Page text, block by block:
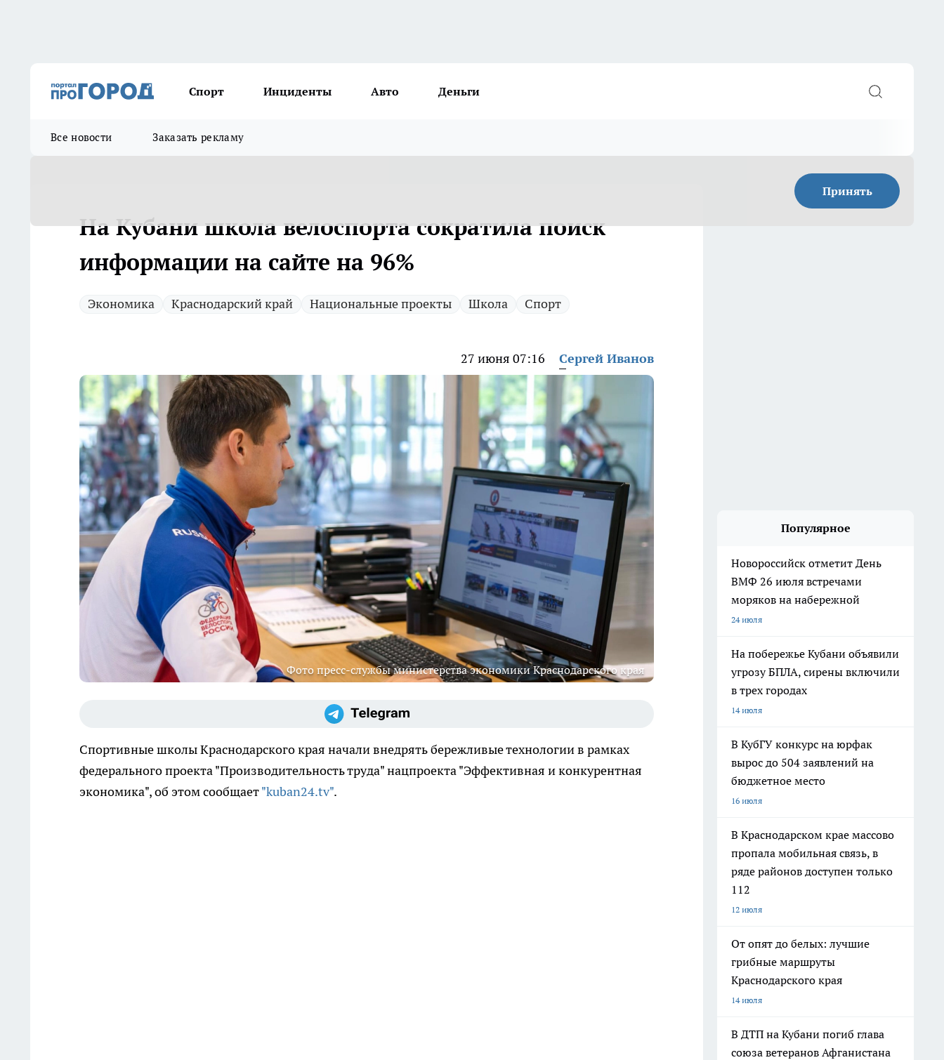
Спорт Инциденты Авто Деньги
Все новости Заказать рекламу
Принять
На Кубани школа велоспорта сократила поиск
информации на сайте на 96%
Экономика Краснодарский край Национальные проекты Школа Спорт
27 июня 07:16 Сергей Иванов
Фото пресс-службы министерства экономики Краснодарского края
Спортивные школы Краснодарского края начали внедрять бережливые технологии в рамках
федерального проекта "Производительность труда" нацпроекта "Эффективная и конкурентная
экономика", об этом сообщает"kuban24.tv".
Популярное
Новороссийск отметит День
ВМФ 26 июля встречами
моряков на набережной
24 июля
На побережье Кубани объявили
угрозу БПЛА, сирены включили
в трех городах
14 июля
В КубГУ конкурс на юрфак
вырос до 504 заявлений на
бюджетное место
16 июля
В Краснодарском крае массово
пропала мобильная связь, в
ряде районов доступен только
112
12 июля
От опят до белых: лучшие
грибные маршруты
Краснодарского края
14 июля
В ДТП на Кубани погиб глава
союза ветеранов Афганистана